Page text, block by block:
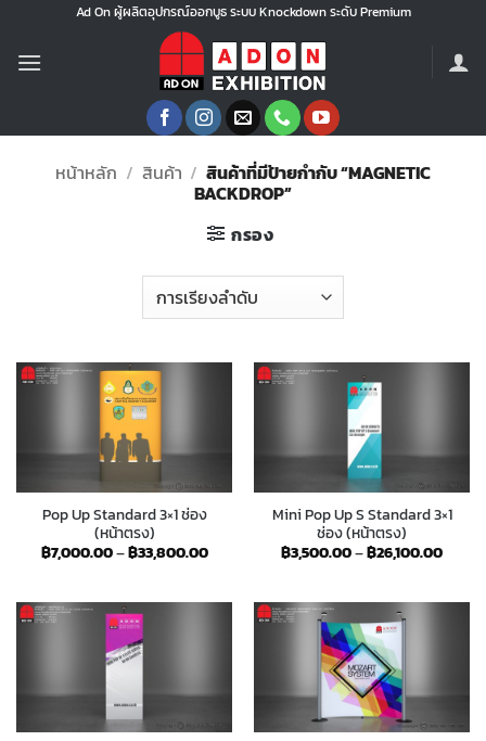
ยัง
Ad On ผู้ผลิตอุปกรณ์ออกบูธ ระบบ Knockdown ระดับ Premium
หน้าหลัก / สินค้า / สินค้าที่มีป้ายกำกับ “MAGNETIC
BACKDROP”
กรอง
Pop Up Standard 3×1 ช่อง
(หน้าตรง)
฿7,000.00–฿33,800.00Price
฿33,800.00
Mini Pop Up S Standard 3×1
ช่อง (หน้าตรง)
฿3,500.00–฿26,100.00Price
฿